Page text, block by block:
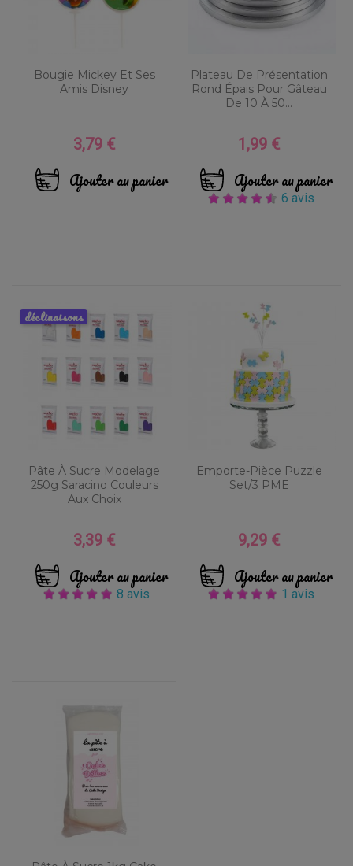
Bougie Mickey Et Ses
Amis Disney
Prix
3,79 €
Ajouter au panier
Plateau De Présentation
Rond Épais Pour Gâteau
De 10 À 50...
Prix
1,99 €
Ajouter au panier
6 avis
Pâte À Sucre Modelage
250g Saracino Couleurs
Aux Choix
Prix
3,39 €
Ajouter au panier
8 avis
déclinaisons
Emporte-Pièce Puzzle
Set/3 PME
Prix
9,29 €
Ajouter au panier
1 avis